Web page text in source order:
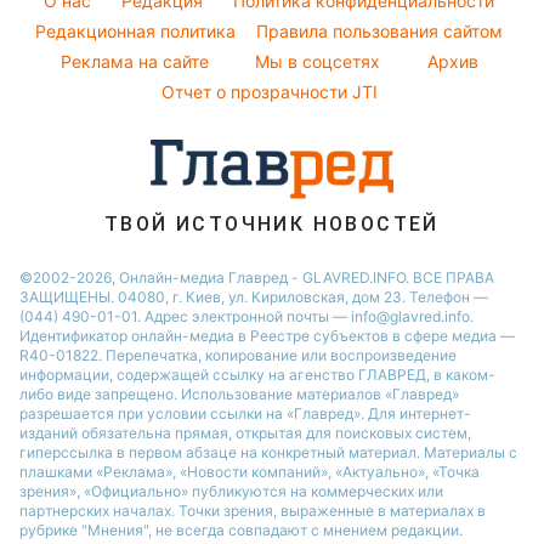
Новости Днепра
Новости Черкассы
Новости Тернополя
Новости Житомира
Новости Запорожья
Народные приметы
Все о шоу-бизнесе
Редакционная политика
Правила пользования сайтом
Реклама на сайте
Мы в соцсетях
Архив
Отчет о прозрачности JTI
ТВОЙ ИСТОЧНИК НОВОСТЕЙ
©2002-2026, Онлайн-медиа Главред - GLAVRED.INFO. ВСЕ ПРАВА
ЗАЩИЩЕНЫ. 04080, г. Киев, ул. Кириловская, дом 23. Телефон —
(044) 490-01-01. Адрес электронной почты — info@glavred.info.
Идентификатор онлайн-медиа в Реестре cубъектов в сфере медиа —
R40-01822. Перепечатка, копирование или воспроизведение
информации, содержащей ссылку на агенство ГЛАВРЕД, в каком-
либо виде запрещено. Использование материалов «Главред»
разрешается при условии ссылки на «Главред». Для интернет-
изданий обязательна прямая, открытая для поисковых систем,
гиперссылка в первом абзаце на конкретный материал. Материалы с
плашками «Реклама», «Новости компаний», «Актуально», «Точка
зрения», «Официально» публикуются на коммерческих или
партнерских началах. Точки зрения, выраженные в материалах в
рубрике "Мнения", не всегда совпадают с мнением редакции.